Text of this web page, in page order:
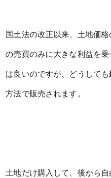
国土法の改正以来、土地価
の売買のみに大きな利益を
は良いのですが、どうしても
方法で販売されます。
土地だけ購入して、後から